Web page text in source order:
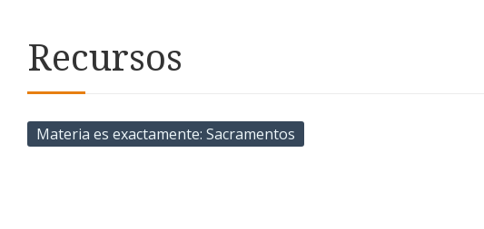
Recursos
Materia es exactamente Sacramentos